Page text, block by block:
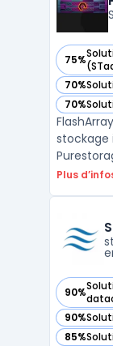
75%
— voir
70%
— voir
70%
— voir
stockage
notable
Plus
90%
— voir
90%
— voir
85%
— voir